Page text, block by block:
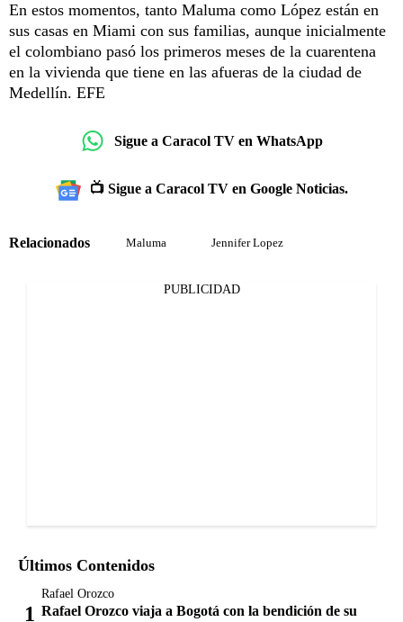
En estos momentos, tanto Maluma como López están en
sus casas en Miami con sus familias, aunque inicialmente
el colombiano pasó los primeros meses de la cuarentena
en la vivienda que tiene en las afueras de la ciudad de
Medellín. EFE
Sigue a Caracol TV en WhatsApp
📺 Sigue a Caracol TV en Google Noticias.
Relacionados Maluma Jennifer Lopez
PUBLICIDAD
Últimos Contenidos
Rafael Orozco
Rafael Orozco viaja a Bogotá con la bendición de su